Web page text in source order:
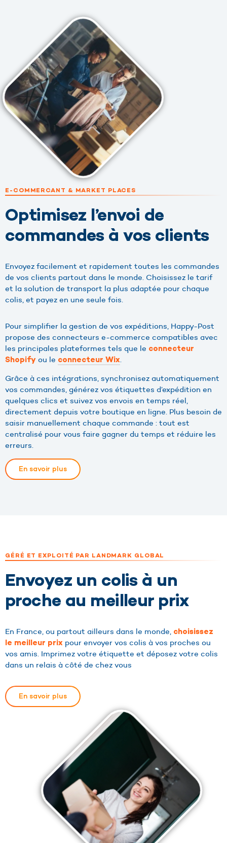
E-COMMERCANT & MARKET PLACES
Optimisez l’envoi de
commandes à vos clients
Envoyez facilement et rapidement toutes les commandes
de vos clients partout dans le monde. Choisissez le tarif
et la solution de transport la plus adaptée pour chaque
colis, et payez en une seule fois.
Pour simplifier la gestion de vos expéditions, Happy-Post
propose des connecteurs e-commerce compatibles avec
les principales plateformes tels que le connecteur
Shopify ou le connecteur Wix.
Grâce à ces intégrations, synchronisez automatiquement
vos commandes, générez vos étiquettes d’expédition en
quelques clics et suivez vos envois en temps réel,
directement depuis votre boutique en ligne. Plus besoin de
saisir manuellement chaque commande : tout est
centralisé pour vous faire gagner du temps et réduire les
erreurs.
En savoir plus
GÉRÉ ET EXPLOITÉ PAR LANDMARK GLOBAL
Envoyez un colis à un
proche au meilleur prix
En France, ou partout ailleurs dans le monde, choisissez
le meilleur prix pour envoyer vos colis à vos proches ou
vos amis. Imprimez votre étiquette et déposez votre colis
dans un relais à côté de chez vous
En savoir plus